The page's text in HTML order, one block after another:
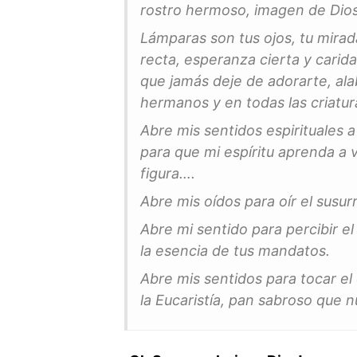
rostro hermoso, imagen de
Lámparas son tus ojos, tu
recta, esperanza cierta y
que jamás deje de adorarte,
hermanos y en todas las
Abre mis sentidos espirituales
para que mi espíritu aprenda
figura….
Abre mis oídos para oír el
Abre mi sentido para percibir
la esencia de tus mandatos.
Abre mis sentidos para tocar
la Eucaristía, pan sabroso que